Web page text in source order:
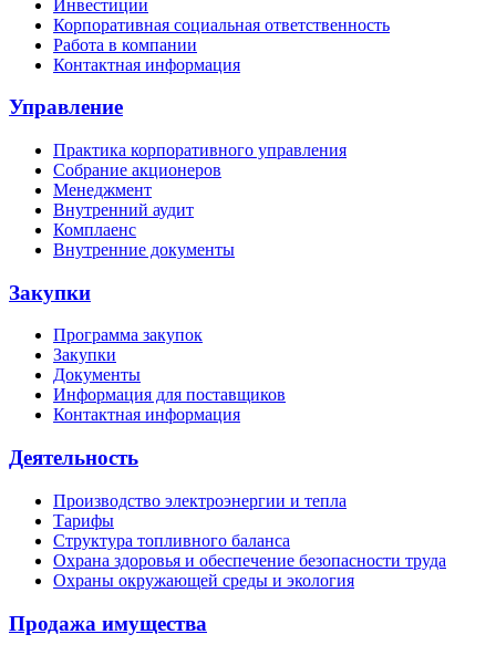
Инвестиции
Корпоративная социальная ответственность
Работа в компании
Контактная информация
Управление
Практика корпоративного управления
Собрание акционеров
Менеджмент
Внутренний аудит
Комплаенс
Внутренние документы
Закупки
Программа закупок
Закупки
Документы
Информация для поставщиков
Контактная информация
Деятельность
Производство электроэнергии и тепла
Тарифы
Структура топливного баланса
Охрана здоровья и обеспечение безопасности труда
Охраны окружающей среды и экология
Продажа имущества